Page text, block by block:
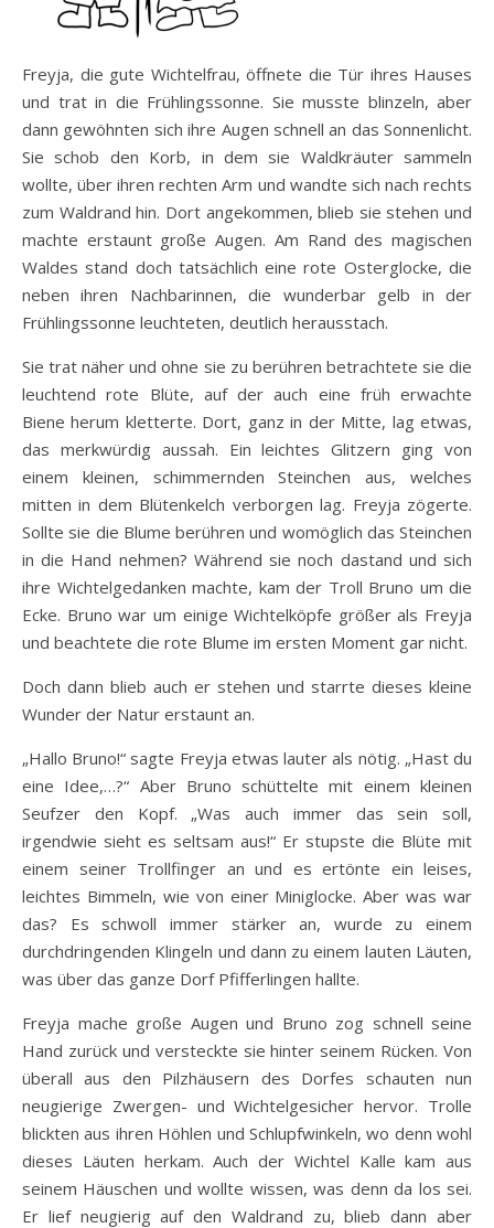
Freyja, die gute Wichtelfrau, öffnete die Tür ihres Hauses
und trat in die Frühlingssonne. Sie musste blinzeln, aber
dann gewöhnten sich ihre Augen schnell an das Sonnenlicht.
Sie schob den Korb, in dem sie Waldkräuter sammeln
wollte, über ihren rechten Arm und wandte sich nach rechts
zum Waldrand hin. Dort angekommen, blieb sie stehen und
machte erstaunt große Augen. Am Rand des magischen
Waldes stand doch tatsächlich eine rote Osterglocke, die
neben ihren Nachbarinnen, die wunderbar gelb in der
Frühlingssonne leuchteten, deutlich herausstach.
Sie trat näher und ohne sie zu berühren betrachtete sie die
leuchtend rote Blüte, auf der auch eine früh erwachte
Biene herum kletterte. Dort, ganz in der Mitte, lag etwas,
das merkwürdig aussah. Ein leichtes Glitzern ging von
einem kleinen, schimmernden Steinchen aus, welches
mitten in dem Blütenkelch verborgen lag. Freyja zögerte.
Sollte sie die Blume berühren und womöglich das Steinchen
in die Hand nehmen? Während sie noch dastand und sich
ihre Wichtelgedanken machte, kam der Troll Bruno um die
Ecke. Bruno war um einige Wichtelköpfe größer als Freyja
und beachtete die rote Blume im ersten Moment gar nicht.
Doch dann blieb auch er stehen und starrte dieses kleine
Wunder der Natur erstaunt an.
„Hallo Bruno!“ sagte Freyja etwas lauter als nötig. „Hast du
eine Idee,…?“ Aber Bruno schüttelte mit einem kleinen
Seufzer den Kopf. „Was auch immer das sein soll,
irgendwie sieht es seltsam aus!“ Er stupste die Blüte mit
einem seiner Trollfinger an und es ertönte ein leises,
leichtes Bimmeln, wie von einer Miniglocke. Aber was war
das? Es schwoll immer stärker an, wurde zu einem
durchdringenden Klingeln und dann zu einem lauten Läuten,
was über das ganze Dorf Pfifferlingen hallte.
Freyja mache große Augen und Bruno zog schnell seine
Hand zurück und versteckte sie hinter seinem Rücken. Von
überall aus den Pilzhäusern des Dorfes schauten nun
neugierige Zwergen- und Wichtelgesicher hervor. Trolle
blickten aus ihren Höhlen und Schlupfwinkeln, wo denn wohl
dieses Läuten herkam. Auch der Wichtel Kalle kam aus
seinem Häuschen und wollte wissen, was denn da los sei.
Er lief neugierig auf den Waldrand zu, blieb dann aber